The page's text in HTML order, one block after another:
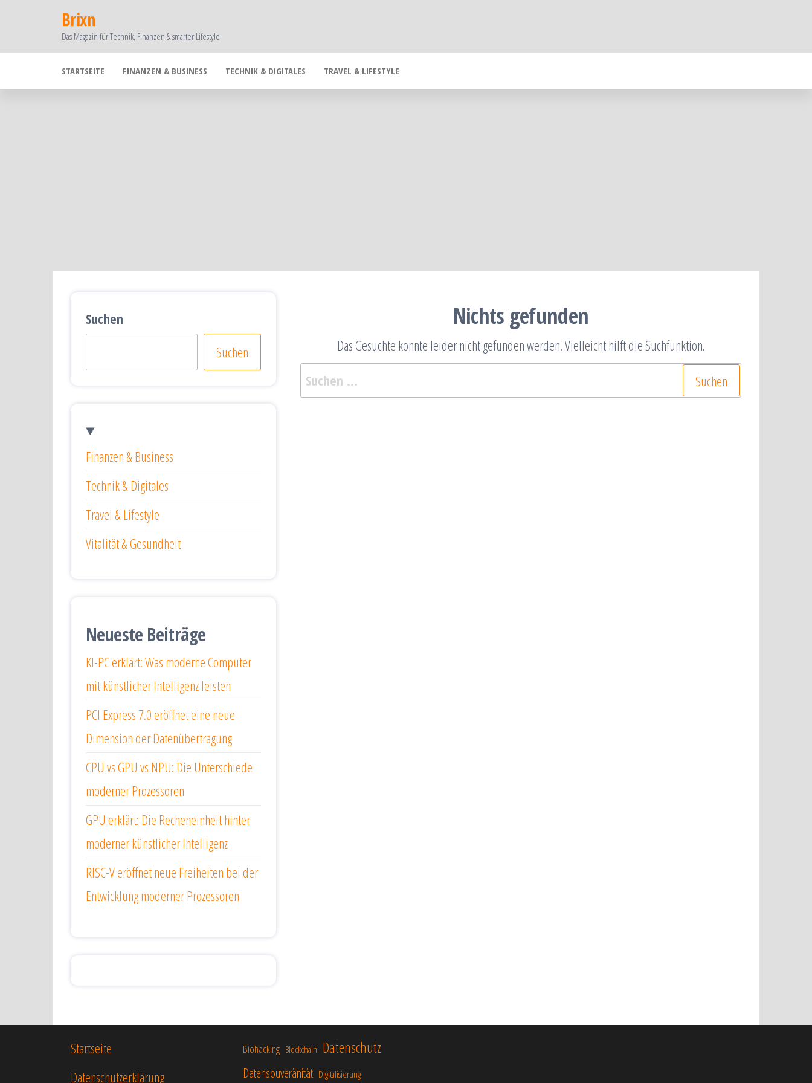
springen
Brixn
Das Magazin für Technik, Finanzen & smarter Lifestyle
STARTSEITE FINANZEN & BUSINESS TECHNIK & DIGITALES TRAVEL & LIFESTYLE
Nichts gefunden
Das Gesuchte konnte leider nicht gefunden werden. Vielleicht hilft die Suchfunktion.
nach:
Suchen
Suchen
Finanzen & Business
Technik & Digitales
Travel & Lifestyle
Vitalität & Gesundheit
Neueste Beiträge
KI-PC erklärt: Was moderne Computer
mit künstlicher Intelligenz leisten
PCI Express 7.0 eröffnet eine neue
Dimension der Datenübertragung
CPU vs GPU vs NPU: Die Unterschiede
moderner Prozessoren
GPU erklärt: Die Recheneinheit hinter
moderner künstlicher Intelligenz
RISC-V eröffnet neue Freiheiten bei der
Entwicklung moderner Prozessoren
Startseite
Datenschutzerklärung
Biohacking Blockchain Datenschutz
Datensouveränität Digitalisierung